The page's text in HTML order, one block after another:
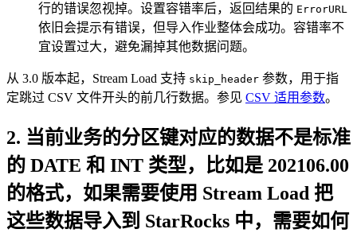
行的错误忽视掉。设置容错率后，返回结果的 ErrorURL
依旧会提示有错误，但导入作业整体会成功。容错率不
宜设置过大，避免漏掉其他数据问题。
从 3.0 版本起，Stream Load 支持 skip_header 参数，用于指
定跳过 CSV 文件开头的前几行数据。参见 CSV 适用参数。
2. 当前业务的分区键对应的数据不是标准
的 DATE 和 INT 类型，比如是 202106.00
的格式，如果需要使用 Stream Load 把
这些数据导入到 StarRocks 中，需要如何